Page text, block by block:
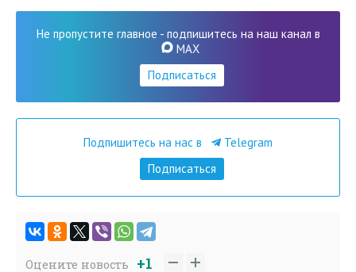
Не пропустите главное - подпишитесь на наш канал в
MAX
Подписаться
Подпишитесь на нас в
Telegram
Подписаться
Оцените новость +1